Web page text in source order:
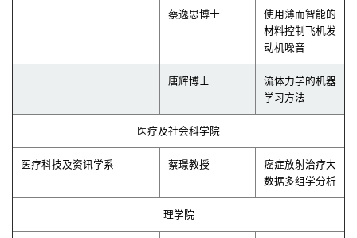
蔡逸思博士
使用薄而智能的
材料控制飞机发
动机噪音
唐辉博士
流体力学的机器
学习方法
医疗及社会科学院
医疗科技及资讯学系 蔡璟教授
癌症放射治疗大
数据多组学分析
理学院